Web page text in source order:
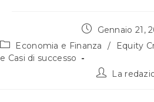
Articolo
pubblicato:
Gennaio 21,
Categoria
dell'articolo:
Economia e Finanza / Equity
e Casi di successo
Autore
La